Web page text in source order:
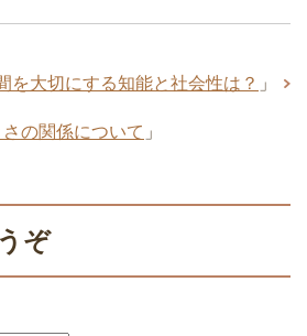
を大切にする知能と社会性は？ 」
の関係について 」
ぞ